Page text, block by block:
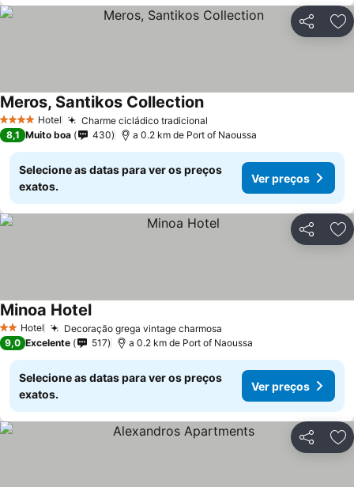
Partilhar
4 EstrelasHotel Charme cicládico tradicional
Meros, Santikos CollectionVer preços
8,1 Muito boa 430 a 0.2 km de Port of Naoussa
Selecione as datas para ver os preços
exatos.
Ver preços
Partilhar
2 Estrelas
Hotel Decoração grega vintage charmosa
Minoa HotelVer preços
9,0 Excelente 517 a 0.2 km de Port of Naoussa
Selecione as datas para ver os preços
exatos.
Ver preços
Partilhar